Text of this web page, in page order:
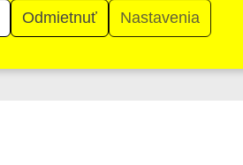
Odmietnuť Nastavenia